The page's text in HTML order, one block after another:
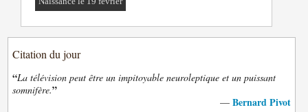
Citation du jour
“La télévision peut être un impitoyable neuroleptique et un puissant
somnifère.”
— Bernard Pivot